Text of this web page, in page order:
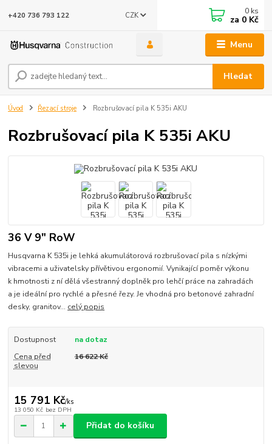
Menu
CZK
Hledat
+420 736 793 122 0 ks
za 0 Kč
Úvod Řezací stroje Rozbrušovací pila K 535i AKU
Rozbrušovací pila K 535i AKU
36 V 9" RoW
Husqvarna K 535i je lehká akumulátorová rozbrušovací pila s nízkými
vibracemi a uživatelsky přívětivou ergonomií. Vynikající poměr výkonu
k hmotnosti z ní dělá všestranný doplněk pro lehčí práce na zahradách
a je ideální pro rychlé a přesné řezy. Je vhodná pro betonové zahradní
desky, granitov... celý popis
Dostupnost
na dotaz
Cena před
slevou
16 622 Kč
15 791 Kč/ks
13 050 Kč bez DPH
Přidat do košíku